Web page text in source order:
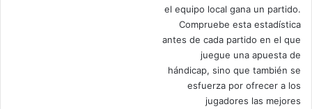
el equipo local gana un partido.
Compruebe esta estadística
antes de cada partido en el que
juegue una apuesta de
hándicap, sino que también se
esfuerza por ofrecer a los
jugadores las mejores